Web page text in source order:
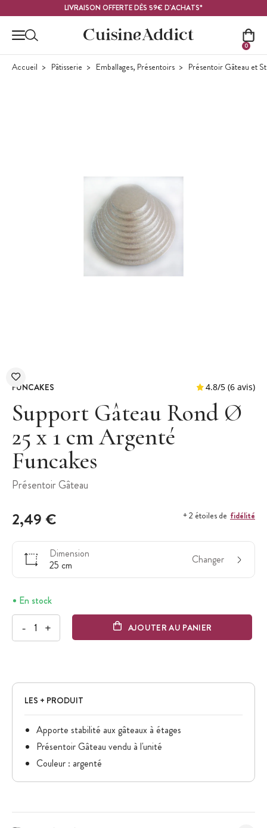
LIVRAISON OFFERTE DÈS 59€ D'ACHATS*
0
Accueil Pâtisserie Emballages, Présentoirs Présentoir Gâteau et
FUNCAKES
Support Gâteau Rond Ø
25 x 1 cm Argenté
Funcakes
Présentoir Gâteau
2,49 € + 2 étoiles de fidélité
Dimension
25 cm
Changer
En stock
- + AJOUTER AU PANIER
LES + PRODUIT
Apporte stabilité aux gâteaux à étages
Présentoir Gâteau vendu à l'unité
Couleur : argenté